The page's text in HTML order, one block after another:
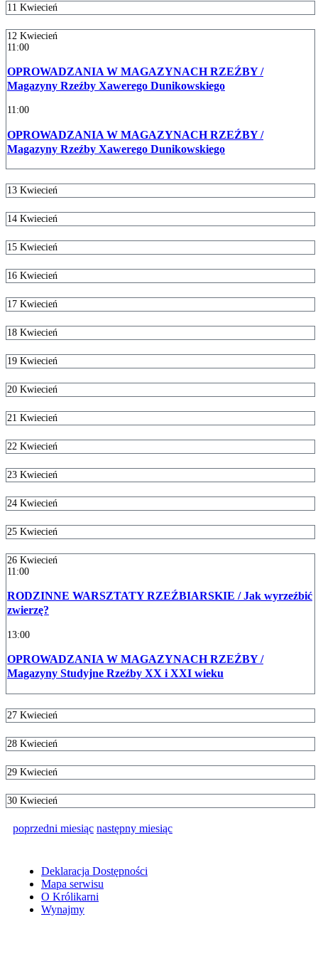
11 Kwiecień
12 Kwiecień
11:00
OPROWADZANIA W MAGAZYNACH RZEŹBY /
Magazyny Rzeźby Xawerego Dunikowskiego
11:00
OPROWADZANIA W MAGAZYNACH RZEŹBY /
Magazyny Rzeźby Xawerego Dunikowskiego
13 Kwiecień
14 Kwiecień
15 Kwiecień
16 Kwiecień
17 Kwiecień
18 Kwiecień
19 Kwiecień
20 Kwiecień
21 Kwiecień
22 Kwiecień
23 Kwiecień
24 Kwiecień
25 Kwiecień
26 Kwiecień
11:00
RODZINNE WARSZTATY RZEŹBIARSKIE / Jak wyrzeźbić
zwierzę?
13:00
OPROWADZANIA W MAGAZYNACH RZEŹBY /
Magazyny Studyjne Rzeźby XX i XXI wieku
27 Kwiecień
28 Kwiecień
29 Kwiecień
30 Kwiecień
poprzedni miesiąc następny miesiąc
Deklaracja Dostępności
Mapa serwisu
O Królikarni
Wynajmy